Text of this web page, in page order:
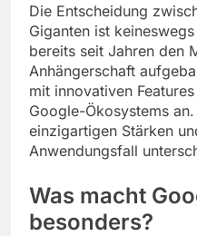
Die Entscheidung
Giganten ist
bereits seit Jahren den
Anhängerschaft
mit innovativen
Google-Ökosystems
einzigartigen Stärken
Anwendungsfall
Was macht
besonders?